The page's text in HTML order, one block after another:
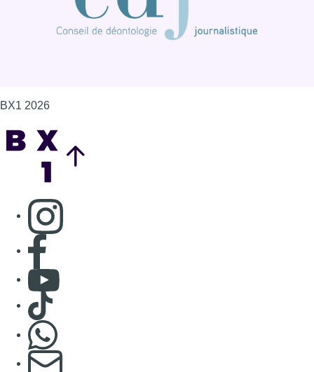
BX1 2026
Consulter page Instagram
Consulter page Facebook
Consulter Youtube
Consulter TikTok
S'abonner à notre newsletter